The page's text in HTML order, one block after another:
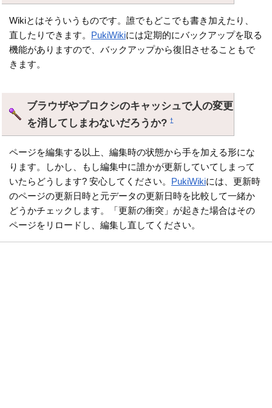
Wikiとはそういうものです。誰でもどこでも書き加えたり、
直したりできます。 PukiWikiには定期的にバックアップを取る
機能がありますので、バックアップから復旧させることもで
きます。
ブラウザやプロクシのキャッシュで人の変更
を消してしまわないだろうか?†
ページを編集する以上、編集時の状態から手を加える形にな
ります。しかし、もし編集中に誰かが更新していてしまって
いたらどうします? 安心してください。 PukiWikiには、更新時
のページの更新日時と元データの更新日時を比較して一緒か
どうかチェックします。「更新の衝突」が起きた場合はその
ページをリロードし、編集し直してください。